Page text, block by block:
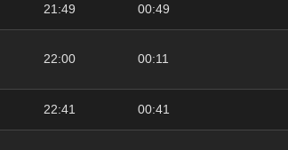
21:49 00:49
22:00 00:11
22:41 00:41